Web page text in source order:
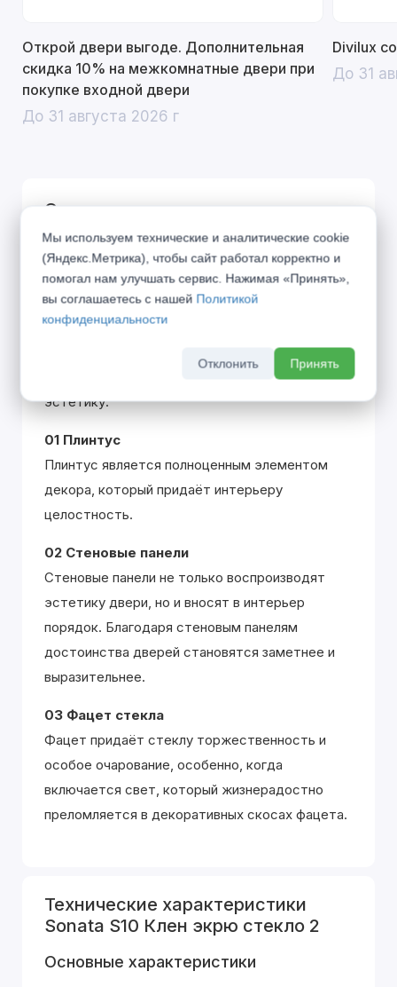
Открой двери выгоде. Дополнительная
скидка 10% на межкомнатные двери при
покупке входной двери
До 31 августа 2026 г
Divilux
До 31
Описание
SONATA – классический дизайн, навеянный
великими музыкальными произведениями
одноименного жанра. Вклад каждой детали
похож на распределение партий в оркестре,
где только гармоничное звучание всех
участников создаёт единую законченную
эстетику.
01 Плинтус
Плинтус является полноценным элементом
декора, который придаёт интерьеру
целостность.
02 Стеновые панели
Стеновые панели не только воспроизводят
эстетику двери, но и вносят в интерьер
порядок. Благодаря стеновым панелям
достоинства дверей становятся заметнее и
выразительнее.
03 Фацет стекла
Фацет придаёт стеклу торжественность и
особое очарование, особенно, когда
включается свет, который жизнерадостно
преломляется в декоративных скосах фацета.
Технические характеристики
Sonata S10 Клен экрю стекло 2
Основные характеристики
Мы используем технические и аналитические cookie
(Яндекс.Метрика), чтобы сайт работал корректно и
помогал нам улучшать сервис. Нажимая «Принять»,
вы соглашаетесь с нашей Политикой
конфиденциальности
Отклонить Принять